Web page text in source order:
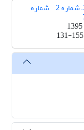
دوره 3، شماره 2 - شماره
131-155